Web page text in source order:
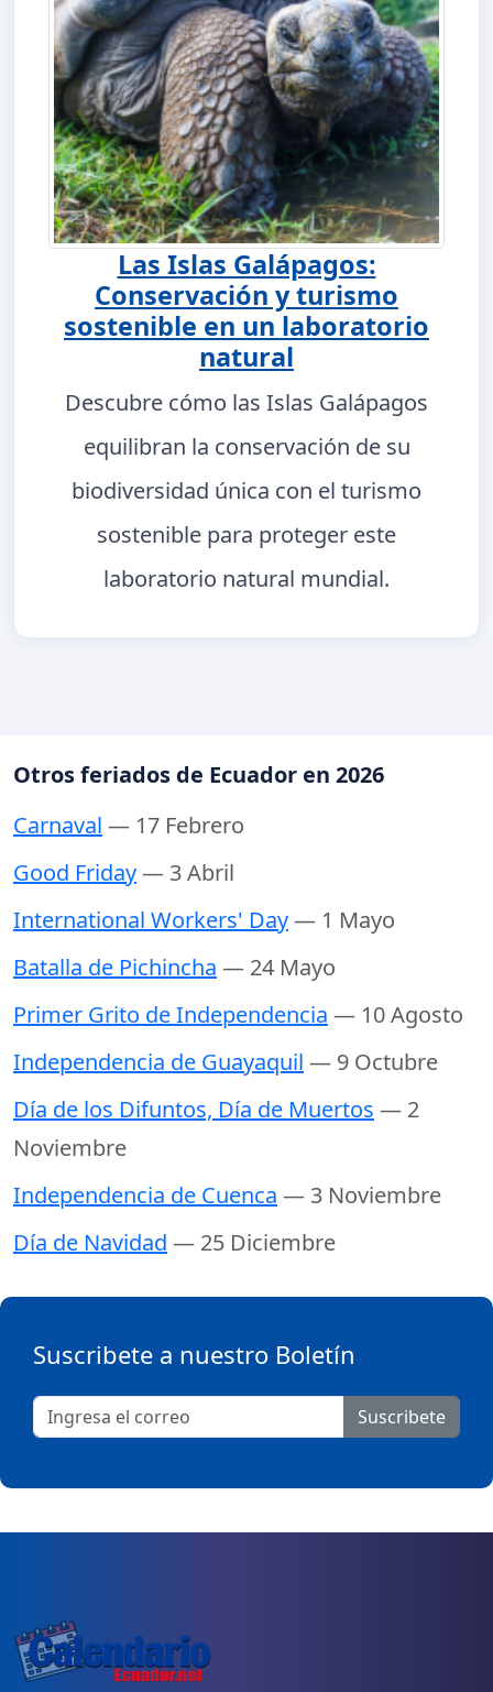
Las Islas Galápagos:
Conservación y turismo
sostenible en un laboratorio
natural
Descubre cómo las Islas Galápagos
equilibran la conservación de su
biodiversidad única con el turismo
sostenible para proteger este
laboratorio natural mundial.
Otros feriados de Ecuador en 2026
Carnaval — 17 Febrero
Good Friday— 3 Abril
International Workers' Day— 1 Mayo
Batalla de Pichincha — 24 Mayo
Primer Grito de Independencia — 10 Agosto
Independencia de Guayaquil — 9 Octubre
Día de los Difuntos, Día de Muertos — 2
Noviembre
Independencia de Cuenca — 3 Noviembre
Día de Navidad — 25 Diciembre
Suscribete a nuestro Boletín
Suscribete